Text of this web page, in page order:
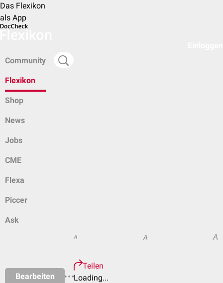
Das Flexikon
als App
Community
Flexikon
Shop
News
Jobs
CME
Flexa
Piccer
Ask
Bearbeiten
A A A
Teilen
Loading...